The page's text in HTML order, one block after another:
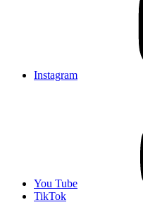
Instagram
You Tube
TikTok